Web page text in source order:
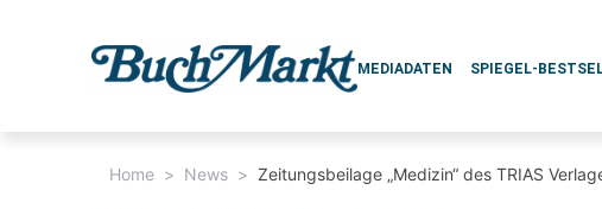
MEDIADATEN SPIEGEL-
Home > News > Zeitungsbeilage „Medizin“ des TRIAS